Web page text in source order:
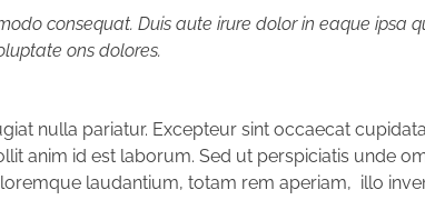
consequat. Duis aute irure dolor in eaque ipsa
ons dolores.
nulla pariatur. Excepteur sint occaecat
anim id est laborum. Sed ut perspiciatis unde
laudantium, totam rem aperiam, illo